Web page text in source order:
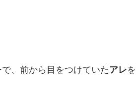
、前から目をつけていたアレ